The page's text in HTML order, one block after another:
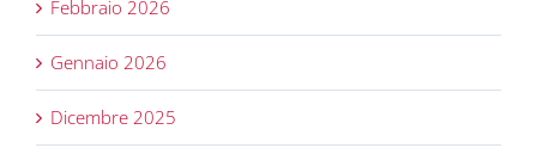
Febbraio 2026
Gennaio 2026
Dicembre 2025